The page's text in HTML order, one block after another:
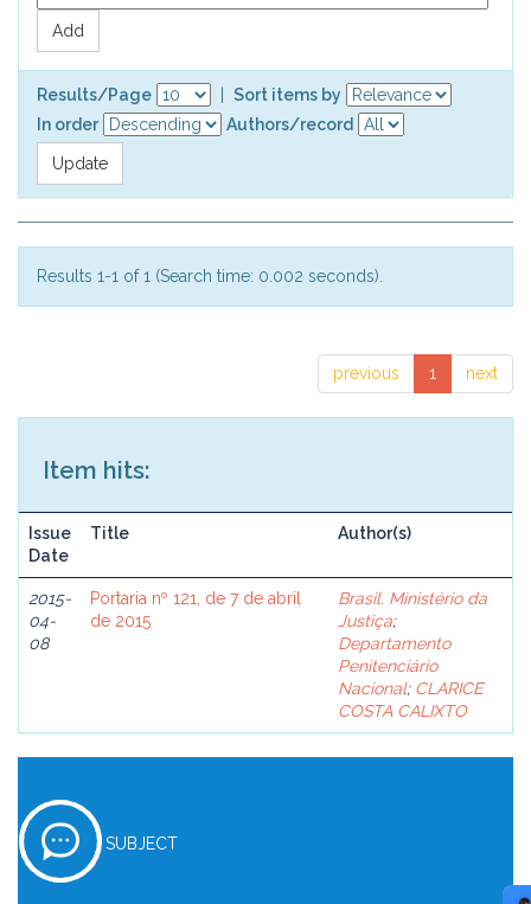
Results/Page
Sort items by
In order
Authors/record
Results 1-1 of 1 (Search time: 0.002 seconds).
previous 1 next
Item hits:
Issue
Date
Title Author(s)
2015-
04-
08
Portaria nº 121, de 7 de abril
de 2015
Brasil. Ministério da
Justiça;
Departamento
Penitenciário
Nacional; CLARICE
COSTA CALIXTO
SUBJECT